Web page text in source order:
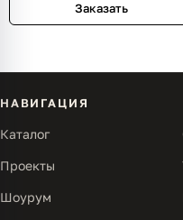
Заказать
НАВИГАЦИЯ
Каталог
Проекты
Шоурум